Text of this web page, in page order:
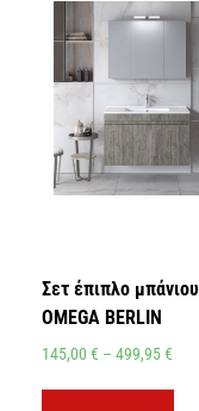
Σετ έπιπλο μπάνιου
OMEGA BERLIN
145,00 € – 499,95€